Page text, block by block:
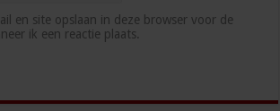
en site opslaan in deze browser voor de
ik een reactie plaats.